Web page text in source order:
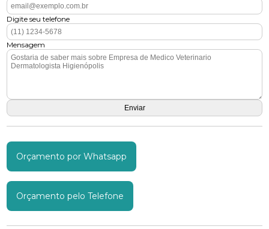
Digite seu telefone
Mensagem
Orçamento por Whatsapp
Orçamento pelo Telefone